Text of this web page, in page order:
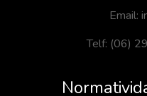
Email:
Telf: (06)